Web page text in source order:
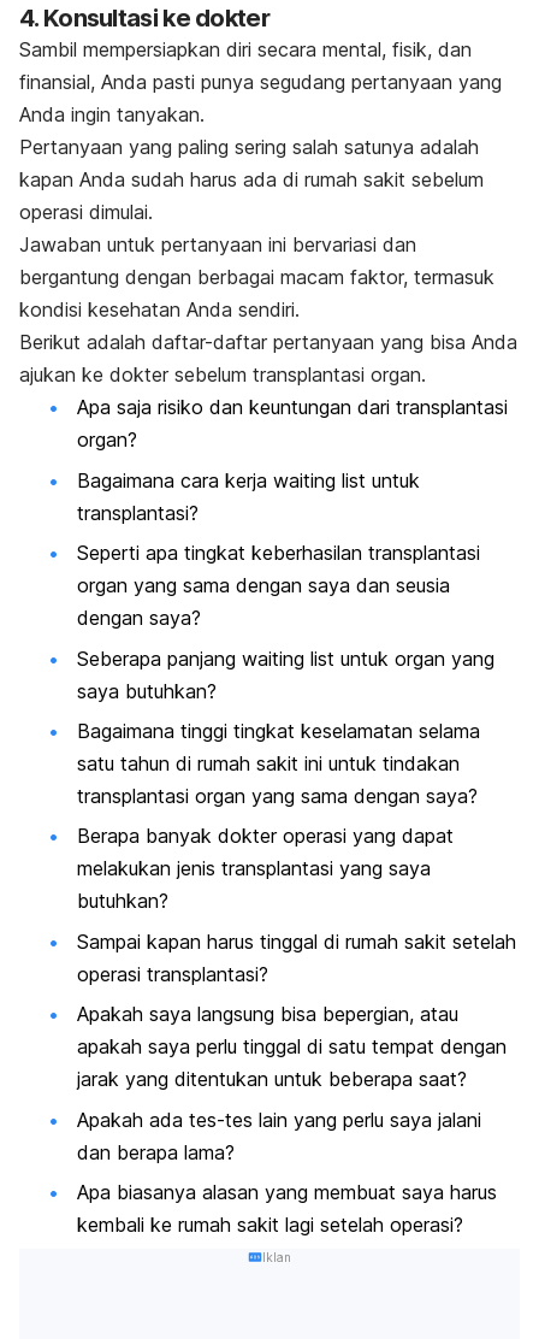
4. Konsultasi ke dokter
Sambil mempersiapkan diri secara mental, fisik, dan
finansial, Anda pasti punya segudang pertanyaan yang
Anda ingin tanyakan.
Pertanyaan yang paling sering salah satunya adalah
kapan Anda sudah harus ada di rumah sakit sebelum
operasi dimulai.
Jawaban untuk pertanyaan ini bervariasi dan
bergantung dengan berbagai macam faktor, termasuk
kondisi kesehatan Anda sendiri.
Berikut adalah daftar-daftar pertanyaan yang bisa Anda
ajukan ke dokter sebelum transplantasi organ.
Apa saja risiko dan keuntungan dari transplantasi
organ?
Bagaimana cara kerja waiting list untuk
transplantasi?
Seperti apa tingkat keberhasilan transplantasi
organ yang sama dengan saya dan seusia
dengan saya?
Seberapa panjang waiting list untuk organ yang
saya butuhkan?
Bagaimana tinggi tingkat keselamatan selama
satu tahun di rumah sakit ini untuk tindakan
transplantasi organ yang sama dengan saya?
Berapa banyak dokter operasi yang dapat
melakukan jenis transplantasi yang saya
butuhkan?
Sampai kapan harus tinggal di rumah sakit setelah
operasi transplantasi?
Apakah saya langsung bisa bepergian, atau
apakah saya perlu tinggal di satu tempat dengan
jarak yang ditentukan untuk beberapa saat?
Apakah ada tes-tes lain yang perlu saya jalani
dan berapa lama?
Apa biasanya alasan yang membuat saya harus
kembali ke rumah sakit lagi setelah operasi?
Iklan